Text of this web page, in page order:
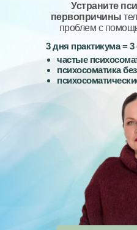
частые
психосоматика
3 дня практикума =
Устраните
первопричины
проблем с